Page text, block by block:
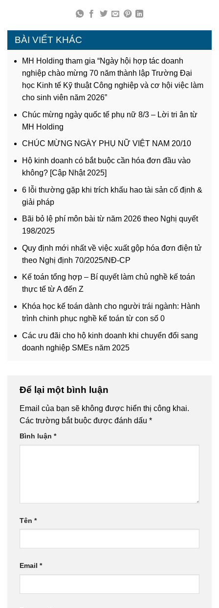
BÀI VIẾT KHÁC
MH Holding tham gia “Ngày hội hợp tác doanh
nghiệp chào mừng 70 năm thành lập Trường Đại
học Kinh tế Kỹ thuật Công nghiệp và cơ hội việc làm
cho sinh viên năm 2026”
Chúc mừng ngày quốc tế phụ nữ 8/3 – Lời tri ân từ
MH Holding
CHÚC MỪNG NGÀY PHỤ NỮ VIỆT NAM 20/10
Hộ kinh doanh có bắt buộc cần hóa đơn đầu vào
không? [Cập Nhật 2025]
6 lỗi thường gặp khi trích khấu hao tài sản cố định &
giải pháp
Bãi bỏ lệ phí môn bài từ năm 2026 theo Nghị quyết
198/2025
Quy định mới nhất về việc xuất gộp hóa đơn điện tử
theo Nghị định 70/2025/NĐ-CP
Kế toán tổng hợp – Bí quyết làm chủ nghề kế toán
thực tế từ A đến Z
Khóa học kế toán dành cho người trái ngành: Hành
trình chinh phục nghề kế toán từ con số 0
Các ưu đãi cho hộ kinh doanh khi chuyển đổi sang
doanh nghiệp SMEs năm 2025
Để lại một bình luận
Email của bạn sẽ không được hiển thị công khai.
Các trường bắt buộc được đánh dấu *
Bình luận *
Tên *
Email *